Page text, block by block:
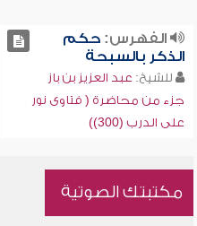
الفهرس:حكم
الذكر بالسبحة
للشيخ: عبد العزيز بن باز
جزء من محاضرة ( فتاوى نور
على الدرب (300))
مكتبتك الصوتية